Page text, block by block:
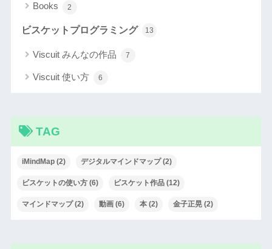
Books 2
ビスケットプログラミング 13
Viscuit みんなの作品 7
Viscuit 使い方 6
TAG
iMindMap(2) デジタルマインドマップ(2)
ビスケットの使い方(6) ビスケット作品(12)
マインドマップ(2) 動画(6) 本(2) 金子正晃(2)